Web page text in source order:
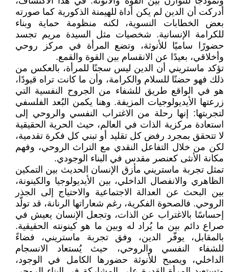
أدركت أن الدين لم يكن أداة للهيمنة الذكورية كما صورته
بعض الخطابات النسوية، لكنه منظومة حماية وبناء
للكرامة الإنسانية. شخصيات مثل السيدة مريم تجسد
حضورًا ساميًا للأنوثة، وتضع المرأة في مركز روحي
وأخلاقي، بعيدًا عن الانقسام بين القوة والقمع.
تؤكد ماستريني أن الدين ليس سجنًا للمرأة، بالعكس من
ذلك فهو حضنًا للسلام والكرامة، وأن ما كانت تراه قيودًا،
هو في الواقع طريق للشفاء من الجروح النفسية التي
زرعتها الأيديولوجيات المزيفة. وهنا يكمن البُعد الفلسفي
لتجربتها: إنها رحلة من الاغتراب النفسي والروحي إلى
استعادة مركزية الذات في العالم، حيث الحرية الحقيقية
لا تتحقق بمجرد رفض كل تقليد أو تبني كل فكرة تقدمية،
لكن من خلال التفاعل النقدي مع التراث الروحي، وفهم
مكانة الأنثى كعنصر مقدس في البناء الوجودي.
تمثل تجربة ماستريني مأزق الإنسان الحديث بين التمكين
الظاهري والانفصال الداخلي، بين الأيديولوجيا والكينونة،
بين البحث عن العدالة الاجتماعية والاحتياج إلى الجذر
الروحي. فالصحوة الفكرية، رغم شعاراتها الرنانة، قد تولّد
إحساسًا بالاغتراب عن الذات، وتجعل الإنسان يعيش في
صراع دائم بين ما يُراد له وبين ما هو كينونته الحقيقية.
بالمقابل، يوفّر الدين، وفق تجربة ماستريني، فضاءً
للشفاء النفسي والروحي، حيث يُستعاد الانسجام
الداخلي، ويصبح للأنوثة حضورها الكامل في الوجود،